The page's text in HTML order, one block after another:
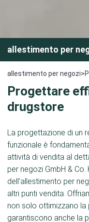
allestimento per
allestimento per negozi>
Progettare
drugstore
La progettazione di un
funzionale è
attività di vendita al
per negozi GmbH &
dell'allestimento per
altri punti vendita.
non solo ottimizzano
garantiscono anche la